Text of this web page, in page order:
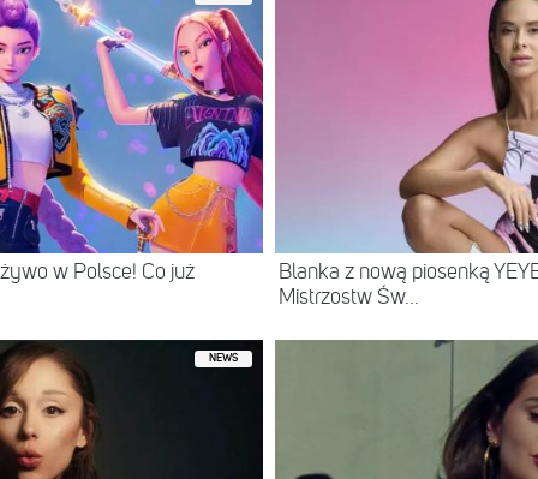
w Polsce! Co już
Blanka z nową piosenką
Mistrzostw Św...
NEWS